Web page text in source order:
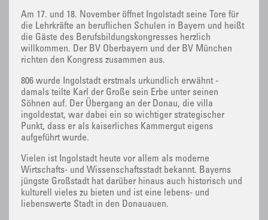
Am 17. und 18. November öffnet Ingolstadt seine Tore für
die Lehrkräfte an beruflichen Schulen in Bayern und heißt
die Gäste des Berufsbildungskongresses herzlich
willkommen. Der BV Oberbayern und der BV München
richten den Kongress zusammen aus.
806 wurde Ingolstadt erstmals urkundlich erwähnt -
damals teilte Karl der Große sein Erbe unter seinen
Söhnen auf. Der Übergang an der Donau, die villa
ingoldestat, war dabei ein so wichtiger strategischer
Punkt, dass er als kaiserliches Kammergut eigens
aufgeführt wurde.
Vielen ist Ingolstadt heute vor allem als moderne
Wirtschafts- und Wissenschaftsstadt bekannt. Bayerns
jüngste Großstadt hat darüber hinaus auch historisch und
kulturell vieles zu bieten und ist eine lebens- und
liebenswerte Stadt in den Donauauen.